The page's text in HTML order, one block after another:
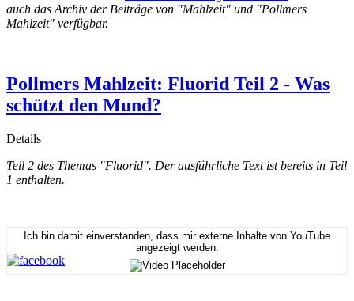
auch das Archiv der Beiträge von "Mahlzeit" und "Pollmers
Mahlzeit" verfügbar.
Pollmers Mahlzeit: Fluorid Teil 2 - Was
schützt den Mund?
Details
Teil 2 des Themas "Fluorid". Der ausführliche Text ist bereits in Teil
1 enthalten.
Ich bin damit einverstanden, dass mir externe Inhalte von YouTube
angezeigt werden.